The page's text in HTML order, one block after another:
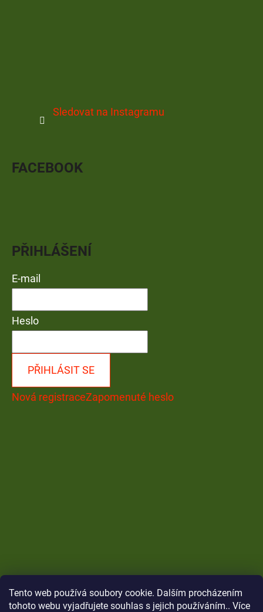
Tento web používá soubory cookie. Dalším procházením
tohoto webu vyjadřujete souhlas s jejich používáním.. Více
Sledovat na Instagramu
FACEBOOK
PŘIHLÁŠENÍ
E-mail
Heslo
PŘIHLÁSIT SE
Nová registraceZapomenuté heslo